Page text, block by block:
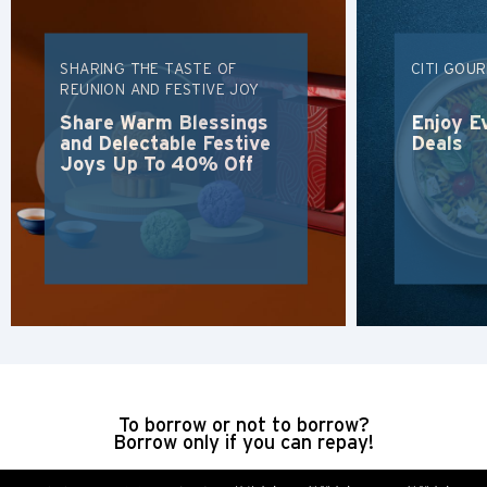
SHARING THE TASTE OF
REUNION AND FESTIVE JOY
Share Warm Blessings
and Delectable Festive
Joys Up To 40% Off
CITI
Enjoy
Deals
To borrow or not to borrow?
Borrow only if you can repay!
Hongkong
wyspa Hongkong, Hong Kong
Koulun, Hong Kong
Nowe Terytoria, Hong Kong
wyspa Hongkong, Hong Kong